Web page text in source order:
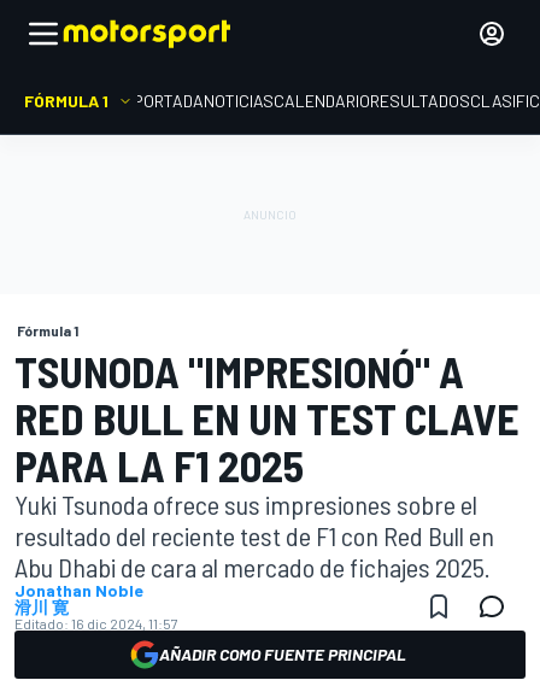
FÓRMULA 1 PORTADANOTICIASCALENDARIORESULTADOS
Fórmula 1
TSUNODA "IMPRESIONÓ" A
RED BULL EN UN TEST CLAVE
PARA LA F1 2025
Yuki Tsunoda ofrece sus impresiones sobre el
resultado del reciente test de F1 con Red Bull en
Abu Dhabi de cara al mercado de fichajes 2025.
Jonathan Noble
滑川 寛
Editado: 16 dic 2024, 11:57
AÑADIR COMO FUENTE PRINCIPAL